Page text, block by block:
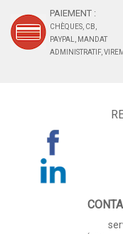
PAIEMENT :
CHÈQUES, CB,
PAYPAL, MANDAT
ADMINISTRATIF,